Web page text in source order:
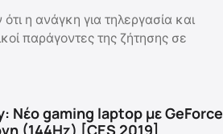
η ανάγκη για τηλεργασία και
παράγοντες της ζήτησης σε
Νέο gaming laptop με GeForce
(144Hz) [CES 2019]